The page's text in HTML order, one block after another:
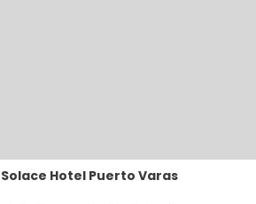
Solace Hotel Puerto Varas